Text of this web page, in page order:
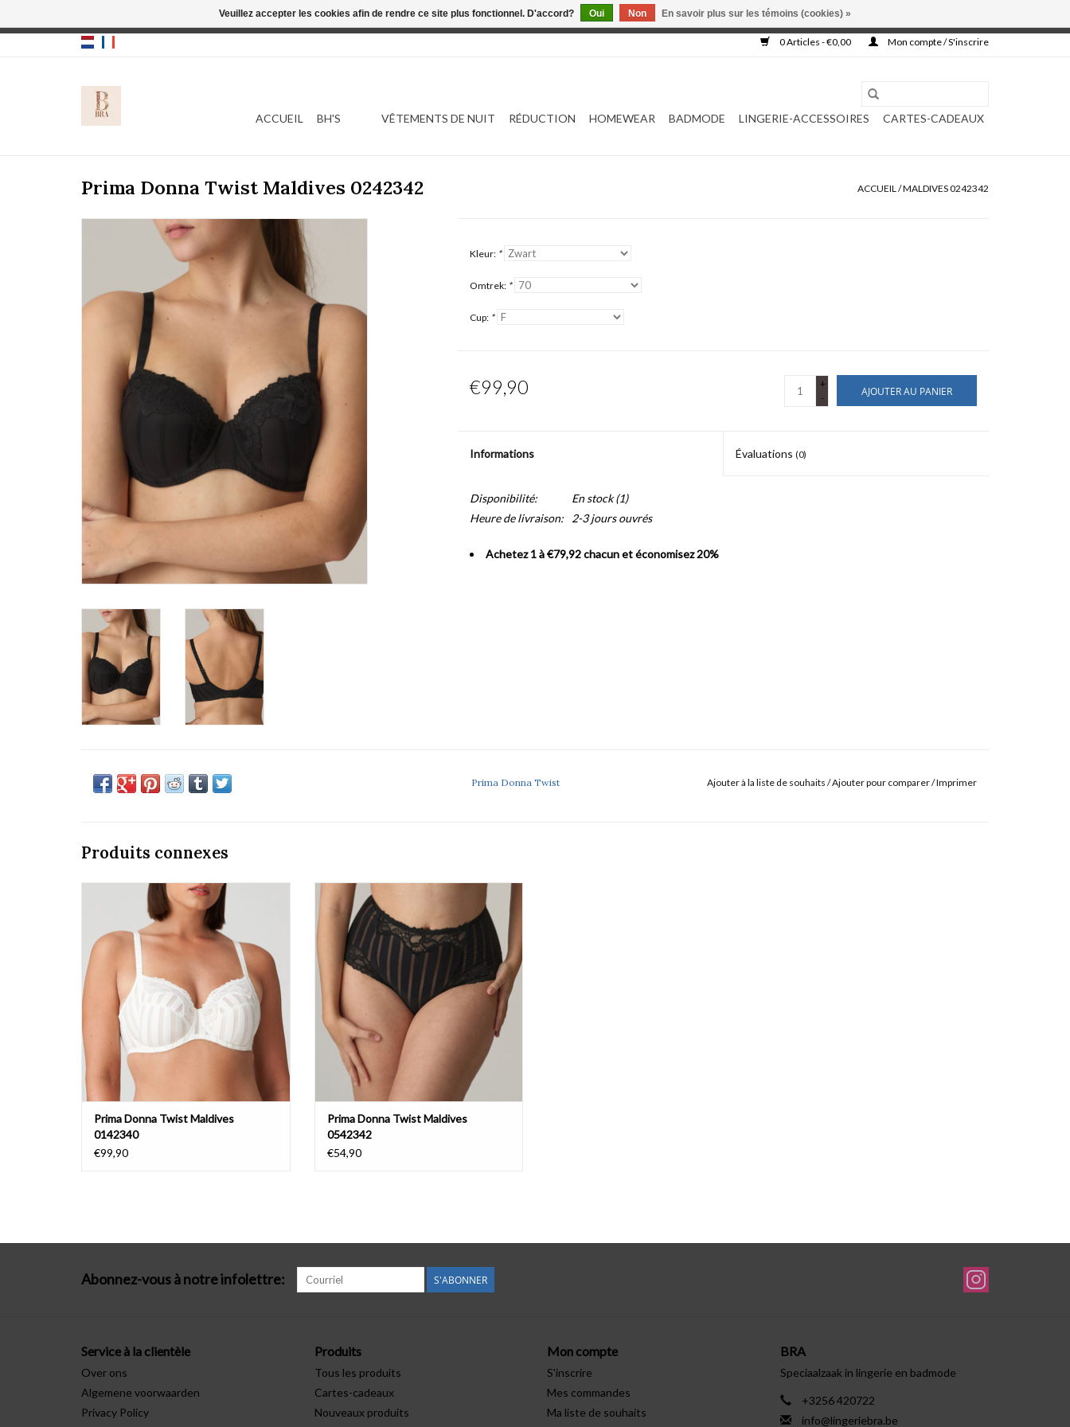
0 Articles - €0,00 Mon compte / S'inscrire
ACCUEIL BH'S VÊTEMENTS DE NUIT RÉDUCTION HOMEWEAR BADMODE LINGERIE-ACCESSOIRES CARTES-CADEAUX
Prima Donna Twist Maldives 0242342 ACCUEIL/MALDIVES 0242342
Kleur: *
Omtrek: *
Cup: *
€99,90
+
-
AJOUTER AU PANIER
Informations Évaluations (0)
Disponibilité: En stock(1)
Heure de livraison:
2-3 jours ouvrés
Achetez 1 à €79,92 chacun et économisez 20%
Prima Donna Twist Ajouter à la liste de souhaits /Ajouter pour comparer/Imprimer
Produits connexes
Prima Donna Twist Maldives 0142340
AJOUTER AU PANIER
Prima Donna Twist Maldives
0142340
€99,90
Prima Donna Twist Maldives 0542342
AJOUTER AU PANIER
Prima Donna Twist Maldives
0542342
€54,90
Abonnez-vous à notre infolettre: S'ABONNER
Service à la clientèle
Over ons
Algemene voorwaarden
Privacy Policy
Produits
Tous les produits
Cartes-cadeaux
Nouveaux produits
Mon compte
S'inscrire
Mes commandes
Ma liste de souhaits
BRA
Speciaalzaak in lingerie en badmode
+3256 420722
info@lingeriebra.be
Veuillez accepter les cookies afin de rendre ce site plus fonctionnel. D'accord? Oui Non En savoir plus sur les témoins (cookies) »
Cette boutique est en construction. Toute commande passée ne sera ni traitée, ni complétée.